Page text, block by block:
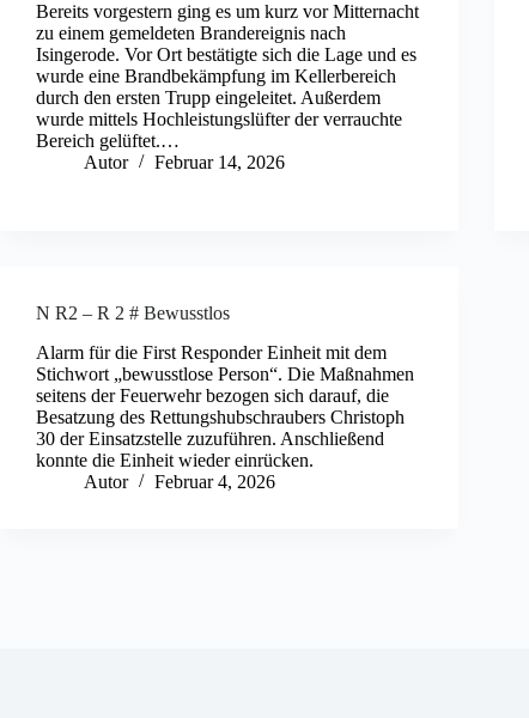
Bereits vorgestern ging es um kurz vor Mitternacht
zu einem gemeldeten Brandereignis nach
Isingerode. Vor Ort bestätigte sich die Lage und es
wurde eine Brandbekämpfung im Kellerbereich
durch den ersten Trupp eingeleitet. Außerdem
wurde mittels Hochleistungslüfter der verrauchte
Bereich gelüftet.…
Autor
Februar 14, 2026
N R2 – R 2 # Bewusstlos
Alarm für die First Responder Einheit mit dem
Stichwort „bewusstlose Person“. Die Maßnahmen
seitens der Feuerwehr bezogen sich darauf, die
Besatzung des Rettungshubschraubers Christoph
30 der Einsatzstelle zuzuführen. Anschließend
konnte die Einheit wieder einrücken.
Autor
Februar 4, 2026